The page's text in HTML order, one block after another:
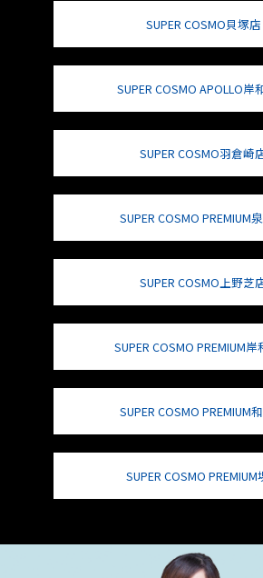
SUPER COSMO貝塚店
SUPER COSMO APOLLO岸
SUPER COSMO羽倉崎
SUPER COSMO PREMIUM
SUPER COSMO上野芝
SUPER COSMO PREMIUM
SUPER COSMO PREMIUM
SUPER COSMO PREMIUM